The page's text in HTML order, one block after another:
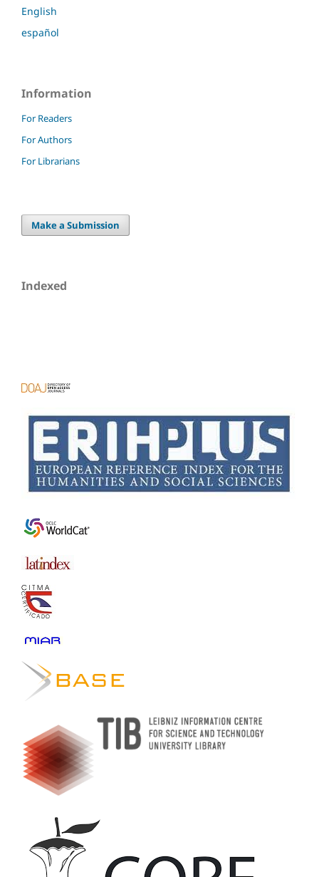
English
español
Information
For Readers
For Authors
For Librarians
Make a Submission
Indexed